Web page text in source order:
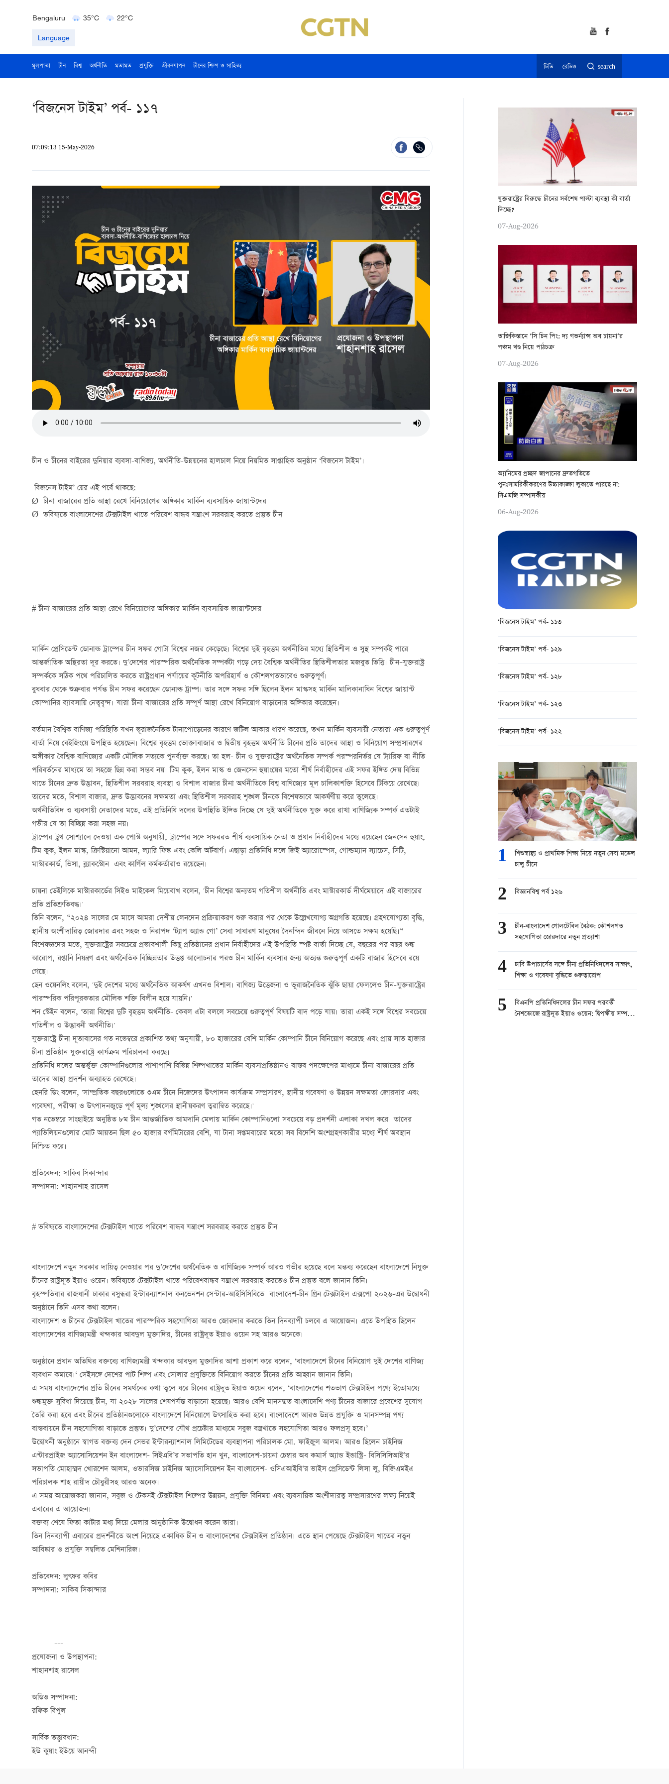
Bengaluru
35°C
22°C
Language
মূলপাতা চীন বিশ্ব অর্থনীতি মতামত প্রযুক্তি জীবনযাপন চীনের শিল্প ও সাহিত্য টিভি রেডিও search
‘বিজনেস টাইম’ পর্ব- ১১৭
07:09:13 15-May-2026
চীন ও চীনের বাইরের দুনিয়ার ব্যবসা-বাণিজ্য, অর্থনীতি-উন্নয়নের হালচাল নিয়ে নিয়মিত সাপ্তাহিক অনুষ্ঠান ‘বিজনেস টাইম’।
বিজনেস টাইম’ য়ের এই পর্বে থাকছে:
Ø চীনা বাজারের প্রতি আস্থা রেখে বিনিয়োগের অঙ্গিকার মার্কিন ব্যবসায়িক জায়ান্টদের
Ø ভবিষ্যতে বাংলাদেশের টেক্সটাইল খাতে পরিবেশ বান্ধব যন্ত্রাংশ সরবরাহ করতে প্রস্তুত চীন
# চীনা বাজারের প্রতি আস্থা রেখে বিনিয়োগের অঙ্গিকার মার্কিন ব্যবসায়িক জায়ান্টদের
মার্কিন প্রেসিডেন্ট ডোনাল্ড ট্রাম্পের চীন সফর গোটা বিশ্বের নজর কেড়েছে। বিশ্বের দুই বৃহত্তম অর্থনীতির মধ্যে স্থিতিশীল ও সুস্থ সম্পর্কই পারে
আন্তর্জাতিক অস্থিরতা দূর করতে। দু’দেশের পারস্পরিক অর্থনৈতিক সম্পর্কটা গড়ে দেয় বৈশ্বিক অর্থনীতির স্থিতিশীলতার মজবুত ভিত্তি। চীন–যুক্তরাষ্ট্র
সম্পর্ককে সঠিক পথে পরিচালিত করতে রাষ্ট্রপ্রধান পর্যায়ের কূটনীতি অপরিহার্য ও কৌশলগতভাবেও গুরুত্বপূর্ণ।
বুধবার থেকে শুক্রবার পর্যন্ত চীন সফর করেছেন ডোনাল্ড ট্রাম্প। তার সঙ্গে সফর সঙ্গি ছিলেন ইলন মাস্কসহ মার্কিন মালিকানাধিন বিশ্বের জায়ান্ট
কোম্পানির ব্যাবসায়ি নেতৃবৃন্দ। যারা চীনা বাজারের প্রতি সম্পূর্ণ আস্থা রেখে বিনিয়োগ বাড়ানোর অঙ্গিকার করেছেন।
বর্তমান বৈশ্বিক বাণিজ্য পরিস্থিতি যখন ভূরাজনৈতিক টানাপোড়েনের কারণে জটিল আকার ধারণ করেছে, তখন মার্কিন ব্যবসায়ী নেতারা এক গুরুত্বপূর্ণ
বার্তা নিয়ে বেইজিংয়ে উপস্থিত হয়েছেন। বিশ্বের বৃহত্তম ভোক্তাবাজার ও দ্বিতীয় বৃহত্তম অর্থনীতি চীনের প্রতি তাদের আস্থা ও বিনিয়োগ সম্প্রসারণের
অঙ্গীকার বৈশ্বিক বাণিজ্যের একটি মৌলিক সত্যকে পুনর্ব্যক্ত করছে। তা হল- চীন ও যুক্তরাষ্ট্রের অর্থনৈতিক সম্পর্ক পরস্পরনির্ভর যে ট্যারিফ বা নীতি
পরিবর্তনের মাধ্যমে তা সহজে ছিন্ন করা সম্ভব নয়। টিম কুক, ইলন মাস্ক ও জেনসেন হুয়াংয়ের মতো শীর্ষ নির্বাহীদের এই সফর ইঙ্গিত দেয় বিভিন্ন
খাতে চীনের দ্রুত উদ্ভাবন, স্থিতিশীল সরবরাহ ব্যবস্থা ও বিশাল বাজার চীনা অর্থনীতিকে বিশ্ব বাণিজ্যের মূল চালিকাশক্তি হিসেবে টিকিয়ে রেখেছে।
তাদের মতে, বিশাল বাজার, দ্রুত উদ্ভাবনের সক্ষমতা এবং স্থিতিশীল সরবরাহ শৃঙ্খল চীনকে বিশেষভাবে আকর্ষণীয় করে তুলেছে।
অর্থনীতিবিদ ও ব্যবসায়ী নেতাদের মতে, এই প্রতিনিধি দলের উপস্থিতি ইঙ্গিত দিচ্ছে যে দুই অর্থনীতিকে যুক্ত করে রাখা বাণিজ্যিক সম্পর্ক এতটাই
গভীর যে তা বিচ্ছিন্ন করা সহজ নয়।
ট্রাম্পের ট্রুথ সোশ্যালে দেওয়া এক পোস্ট অনুযায়ী, ট্রাম্পের সঙ্গে সফররত শীর্ষ ব্যবসায়িক নেতা ও প্রধান নির্বাহীদের মধ্যে রয়েছেন জেনসেন হুয়াং,
টিম কুক, ইলন মাস্ক, ক্রিস্টিয়ানো আমন, ল্যারি ফিঙ্ক এবং কেলি অর্টবার্গ। এছাড়া প্রতিনিধি দলে জিই অ্যারোস্পেস, গোল্ডম্যান স্যাচেস, সিটি,
মাস্টারকার্ড, ভিসা, ব্ল্যাকস্টোন এবং কার্গিল কর্মকর্তারাও রয়েছেন।
চায়না ডেইলিকে মাস্টারকার্ডের সিইও মাইকেল মিয়েবাখ বলেন, 'চীন বিশ্বের অন্যতম গতিশীল অর্থনীতি এবং মাস্টারকার্ড দীর্ঘমেয়াদে এই বাজারের
প্রতি প্রতিশ্রুতিবদ্ধ।'
তিনি বলেন, “২০২৪ সালের মে মাসে আমরা দেশীয় লেনদেন প্রক্রিয়াকরণ শুরু করার পর থেকে উল্লেখযোগ্য অগ্রগতি হয়েছে। গ্রহণযোগ্যতা বৃদ্ধি,
স্থানীয় অংশীদারিত্ব জোরদার এবং সহজ ও নিরাপদ ‘ট্যাপ অ্যান্ড গো’ সেবা সাধারণ মানুষের দৈনন্দিন জীবনে নিয়ে আসতে সক্ষম হয়েছি।“
বিশেষজ্ঞদের মতে, যুক্তরাষ্ট্রের সবচেয়ে প্রভাবশালী কিছু প্রতিষ্ঠানের প্রধান নির্বাহীদের এই উপস্থিতি স্পষ্ট বার্তা দিচ্ছে যে, বছরের পর বছর শুল্ক
আরোপ, রপ্তানি নিয়ন্ত্রণ এবং অর্থনৈতিক বিচ্ছিন্নতার উত্তপ্ত আলোচনার পরও চীন মার্কিন ব্যবসার জন্য অত্যন্ত গুরুত্বপূর্ণ একটি বাজার হিসেবে রয়ে
গেছে।
ছেন ওয়েনলিং বলেন, 'দুই দেশের মধ্যে অর্থনৈতিক আকর্ষণ এখনও বিশাল। বাণিজ্য উত্তেজনা ও ভূরাজনৈতিক ঝুঁকি ছায়া ফেললেও চীন-যুক্তরাষ্ট্রের
পারস্পরিক পরিপূরকতার মৌলিক শক্তি বিলীন হয়ে যায়নি।'
শন স্টেইন বলেন, 'তারা বিশ্বের দুটি বৃহত্তম অর্থনীতি- কেবল এটা বললে সবচেয়ে গুরুত্বপূর্ণ বিষয়টি বাদ পড়ে যায়। তারা একই সঙ্গে বিশ্বের সবচেয়ে
গতিশীল ও উদ্ভাবনী অর্থনীতি।'
যুক্তরাষ্ট্রে চীনা দূতাবাসের গত নভেম্বরে প্রকাশিত তথ্য অনুযায়ী, ৮০ হাজারের বেশি মার্কিন কোম্পানি চীনে বিনিয়োগ করেছে এবং প্রায় সাত হাজার
চীনা প্রতিষ্ঠান যুক্তরাষ্ট্রে কার্যক্রম পরিচালনা করছে।
প্রতিনিধি দলের অন্তর্ভুক্ত কোম্পানিগুলোর পাশাপাশি বিভিন্ন শিল্পখাতের মার্কিন ব্যবসাপ্রতিষ্ঠানও বাস্তব পদক্ষেপের মাধ্যমে চীনা বাজারের প্রতি
তাদের আস্থা প্রদর্শন অব্যাহত রেখেছে।
হেনরি ডিং বলেন, 'সাম্প্রতিক বছরগুলোতে ৩এম চীনে নিজেদের উৎপাদন কার্যক্রম সম্প্রসারণ, স্থানীয় গবেষণা ও উন্নয়ন সক্ষমতা জোরদার এবং
গবেষণা, পরীক্ষা ও উৎপাদনজুড়ে পূর্ণ মূল্য শৃঙ্খলের স্থানীয়করণ ত্বরান্বিত করেছে।'
গত নভেম্বরে সাংহাইয়ে অনুষ্ঠিত ৮ম চীন আন্তর্জাতিক আমদানি মেলায় মার্কিন কোম্পানিগুলো সবচেয়ে বড় প্রদর্শনী এলাকা দখল করে। তাদের
প্যাভিলিয়নগুলোর মোট আয়তন ছিল ৫০ হাজার বর্গমিটারের বেশি, যা টানা সপ্তমবারের মতো সব বিদেশি অংশগ্রহণকারীর মধ্যে শীর্ষ অবস্থান
নিশ্চিত করে।
প্রতিবেদন: সাকিব সিকান্দার
সম্পাদনা: শাহানশাহ রাসেল
# ভবিষ্যতে বাংলাদেশের টেক্সটাইল খাতে পরিবেশ বান্ধব যন্ত্রাংশ সরবরাহ করতে প্রস্তুত চীন
বাংলাদেশে নতুন সরকার দায়িত্ব নেওয়ার পর দু’দেশের অর্থনৈতিক ও বাণিজ্যিক সম্পর্ক আরও গভীর হয়েছে বলে মন্তব্য করেছেন বাংলাদেশে নিযুক্ত
চীনের রাষ্ট্রদূত ইয়াও ওয়েন। ভবিষ্যতে টেক্সটাইল খাতে পরিবেশবান্ধব যন্ত্রাংশ সরবরাহ করতেও চীন প্রস্তুত বলে জানান তিনি।
বৃহস্পতিবার রাজধানী ঢাকার বসুন্ধরা ইন্টারন্যাশনাল কনভেনশন সেন্টার-আইসিসিবিতে বাংলাদেশ-চীন গ্রিন টেক্সটাইল এক্সপো ২০২৬-এর উদ্বোধনী
অনুষ্ঠানে তিনি এসব কথা বলেন।
বাংলাদেশ ও চীনের টেক্সটাইল খাতের পারস্পরিক সহযোগিতা আরও জোরদার করতে তিন দিনব্যাপী চলবে এ আয়োজন। এতে উপস্থিত ছিলেন
বাংলাদেশের বাণিজ্যমন্ত্রী খন্দকার আবদুল মুক্তাদির, চীনের রাষ্ট্রদূত ইয়াও ওয়েন সহ আরও অনেকে।
অনুষ্ঠানে প্রধান অতিথির বক্তব্যে বাণিজ্যমন্ত্রী খন্দকার আবদুল মুক্তাদির আশা প্রকাশ করে বলেন, ‘বাংলাদেশে চীনের বিনিয়োগ দুই দেশের বাণিজ্য
ব্যবধান কমাবে।‘ সেইসঙ্গে দেশের পাট শিল্প এবং সোলার প্রযুক্তিতে বিনিয়োগ করতে চীনের প্রতি আহ্বান জানান তিনি।
এ সময় বাংলাদেশের প্রতি চীনের সমর্থনের কথা তুলে ধরে চীনের রাষ্ট্রদূত ইয়াও ওয়েন বলেন, ‘বাংলাদেশের শতভাগ টেক্সটাইল পণ্যে ইতোমধ্যে
শুল্কমুক্ত সুবিধা দিয়েছে চীন, যা ২০২৮ সালের শেষপর্যন্ত বাড়ানো হয়েছে। আরও বেশি মানসম্মত বাংলাদেশি পণ্য চীনের বাজারে প্রবেশের সুযোগ
তৈরি করা হবে এবং চীনের প্রতিষ্ঠানগুলোকে বাংলাদেশে বিনিয়োগে উৎসাহিত করা হবে। বাংলাদেশে আরও উন্নত প্রযুক্তি ও মানসম্পন্ন পণ্য
বাস্তবায়নে চীন সহযোগিতা বাড়াতে প্রস্তুত। দু’দেশের যৌথ প্রচেষ্টার মাধ্যমে সবুজ বস্ত্রখাতে সহযোগিতা আরও ফলপ্রসূ হবে।’
উদ্বোধনী অনুষ্ঠানে স্বাগত বক্তব্য দেন সেভর ইন্টারন্যাশনাল লিমিটেডের ব্যবস্থাপনা পরিচালক মো. ফাইজুল আলম। আরও ছিলেন চাইনিজ
এন্টারপ্রাইজ অ্যাসোসিয়েশন ইন বাংলাদেশ- সিইএবি’র সভাপতি হান খুন, বাংলাদেশ-চায়না চেম্বার অব কমার্স অ্যান্ড ইন্ডাস্ট্রি- বিসিসিসিআই’র
সভাপতি মোহাম্মদ খোরশেদ আলম, ওভারসিজ চাইনিজ অ্যাসোসিয়েশন ইন বাংলাদেশ- ওসিএআইবি’র ভাইস প্রেসিডেন্ট লিসা লু, বিজিএমইএ
পরিচালক শাহ রায়ীদ চৌধুরীসহ আরও অনেক।
এ সময় আয়োজকরা জানান, সবুজ ও টেকসই টেক্সটাইল শিল্পের উন্নয়ন, প্রযুক্তি বিনিময় এবং ব্যবসায়িক অংশীদারত্ব সম্প্রসারণের লক্ষ্য নিয়েই
এবারের এ আয়োজন।
বক্তব্য শেষে ফিতা কাটার মধ্য দিয়ে মেলার আনুষ্ঠানিক উদ্বোধন করেন তারা।
তিন দিনব্যাপী এবারের প্রদর্শনীতে অংশ নিয়েছে একাধিক চীন ও বাংলাদেশের টেক্সটাইল প্রতিষ্ঠান। এতে স্থান পেয়েছে টেক্সটাইল খাতের নতুন
আবিষ্কার ও প্রযুক্তি সম্বলিত মেশিনারিজ।
প্রতিবেদন: লুৎফর কবির
সম্পাদনা: সাকিব সিকান্দার
---
প্রযোজনা ও উপস্থাপনা:
শাহানশাহ রাসেল
অডিও সম্পাদনা:
রফিক বিপুল
সার্বিক তত্ত্বাবধান:
ইউ কুয়াং ইউয়ে আনন্দী
যুক্তরাষ্ট্রের বিরুদ্ধে চীনের সর্বশেষ পাল্টা ব্যবস্থা কী বার্তা
দিচ্ছে?
07-Aug-2026
তাজিকিস্তানে ‘সি চিন পিং: দ্য গভর্ন্যান্স অব চায়না’র
পঞ্চম খণ্ড নিয়ে পাঠচক্র
07-Aug-2026
অ্যানিমের প্রচ্ছদ জাপানের দ্রুতগতিতে
পুনঃসামরিকীকরণের উচ্চাকাঙ্ক্ষা লুকাতে পারছে না:
সিএমজি সম্পাদকীয়
06-Aug-2026
‘বিজনেস টাইম’ পর্ব- ১১৩
‘বিজনেস টাইম’ পর্ব- ১২৯
‘বিজনেস টাইম’ পর্ব- ১২৮
‘বিজনেস টাইম’ পর্ব- ১২৩
‘বিজনেস টাইম’ পর্ব- ১২২
1
শিশুস্বাস্থ্য ও প্রাথমিক শিক্ষা নিয়ে নতুন সেবা মডেল
চালু চীনে
2 বিজ্ঞানবিশ্ব পর্ব ১২৬
3
চীন-বাংলাদেশ গোলটেবিল বৈঠক: কৌশলগত
সহযোগিতা জোরদারে নতুন প্রত্যাশা
4
ঢাবি উপাচার্যের সঙ্গে চীনা প্রতিনিধিদলের সাক্ষাৎ,
শিক্ষা ও গবেষণা বৃদ্ধিতে গুরুত্বারোপ
5
বিএনপি প্রতিনিধিদলের চীন সফর পরবর্তী
নৈশভোজে রাষ্ট্রদূত ইয়াও ওয়েন: দ্বিপক্ষীয় সম্পর্ক